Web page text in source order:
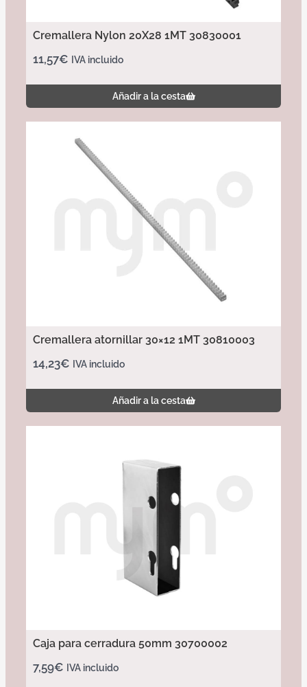
Cremallera Nylon 20X28 1MT 30830001
11,57€ IVA incluido
Añadir a la cesta
Cremallera atornillar 30×12 1MT 30810003
14,23€ IVA incluido
Añadir a la cesta
Caja para cerradura 50mm 30700002
7,59€ IVA incluido